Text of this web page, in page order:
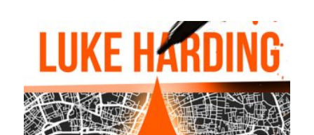
oli:
34,00 €.
on:
9,90 €.